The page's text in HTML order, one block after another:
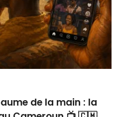
de la main : la